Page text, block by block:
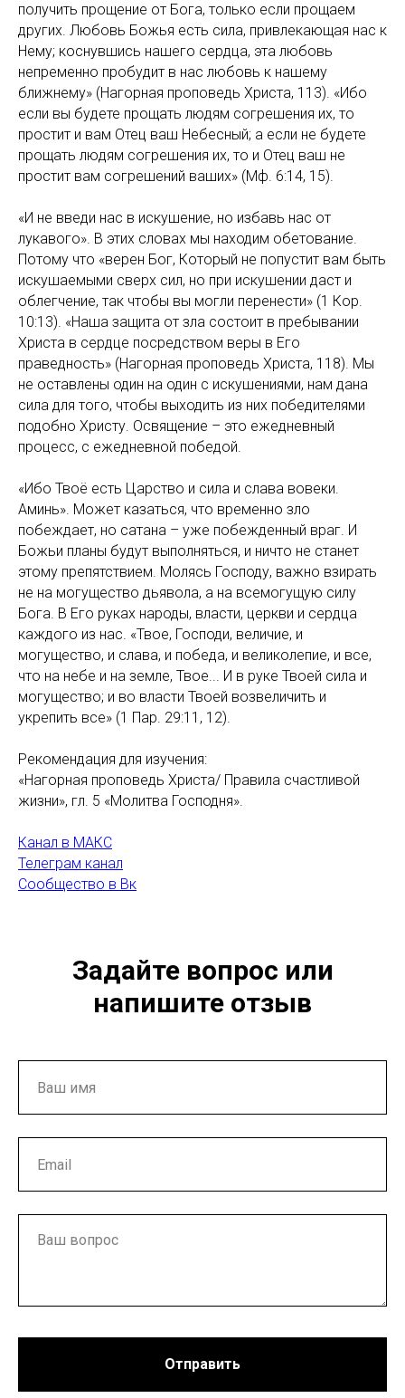
получить прощение от Бога, только если прощаем
других. Любовь Божья есть сила, привлекающая нас к
Нему; коснувшись нашего сердца, эта любовь
непременно пробудит в нас любовь к нашему
ближнему» (Нагорная проповедь Христа, 113). «Ибо
если вы будете прощать людям согрешения их, то
простит и вам Отец ваш Небесный; а если не будете
прощать людям согрешения их, то и Отец ваш не
простит вам согрешений ваших» (Мф. 6:14, 15).
«И не введи нас в искушение, но избавь нас от
лукавого». В этих словах мы находим обетование.
Потому что «верен Бог, Который не попустит вам быть
искушаемыми сверх сил, но при искушении даст и
облегчение, так чтобы вы могли перенести» (1 Кор.
10:13). «Наша защита от зла состоит в пребывании
Христа в сердце посредством веры в Его
праведность» (Нагорная проповедь Христа, 118). Мы
не оставлены один на один с искушениями, нам дана
сила для того, чтобы выходить из них победителями
подобно Христу. Освящение – это ежедневный
процесс, с ежедневной победой.
«Ибо Твоё есть Царство и сила и слава вовеки.
Аминь». Может казаться, что временно зло
побеждает, но сатана – уже побежденный враг. И
Божьи планы будут выполняться, и ничто не станет
этому препятствием. Молясь Господу, важно взирать
не на могущество дьявола, а на всемогущую силу
Бога. В Его руках народы, власти, церкви и сердца
каждого из нас. «Твое, Господи, величие, и
могущество, и слава, и победа, и великолепие, и все,
что на небе и на земле, Твое... И в руке Твоей сила и
могущество; и во власти Твоей возвеличить и
укрепить все» (1 Пар. 29:11, 12).
Рекомендация для изучения:
«Нагорная проповедь Христа/ Правила счастливой
жизни», гл. 5 «Молитва Господня».
Канал в МАКС
Телеграм канал
Сообщество в Вк
Задайте вопрос или
напишите отзыв
Отправить